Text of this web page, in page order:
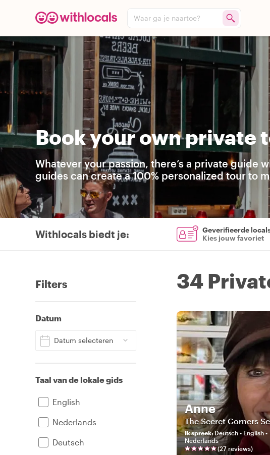
Waar ga je naartoe?
Book your own private
Whatever your passion, there’s a private guide
guides can create a 100% personalized tour to
Withlocals biedt je:
Geverifieerde
Kies jouw favoriet
Filters
Datum
Datum selecteren
Taal van de lokale gids
English
Nederlands
Deutsch
34
Anne
The Secret Corners
Ik spreek: Deutsch • English •
Nederlands
(27reviews)